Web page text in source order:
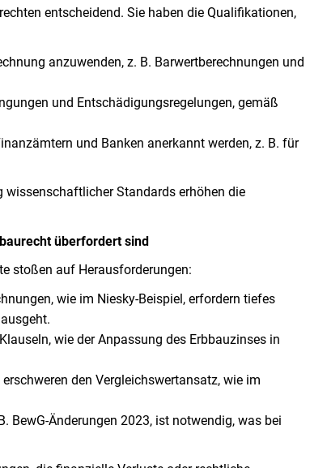
entscheidend. Sie haben die Qualifikationen,
anzuwenden, z. B. Barwertberechnungen und
und Entschädigungsregelungen, gemäß
und Banken anerkannt werden, z. B. für
Standards erhöhen die
überfordert sind
stoßen auf Herausforderungen:
wie im Niesky-Beispiel, erfordern tiefes
wie der Anpassung des Erbbauzinses in
den Vergleichswertansatz, wie im
BewG-Änderungen 2023, ist notwendig, was bei